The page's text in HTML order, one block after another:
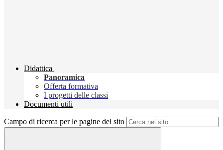
Didattica
Panoramica
Offerta formativa
I progetti delle classi
Documenti utili
Campo di ricerca per le pagine del sito